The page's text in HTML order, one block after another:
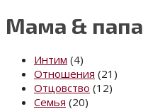
Мама & папа
Интим (4)
Отношения (21)
Отцовство (12)
Семья (20)